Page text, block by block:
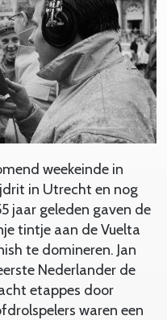
weekeinde in
in Utrecht en nog
jaar geleden gaven de
tintje aan de Vuelta
te domineren. Jan
Nederlander de
etappes door
waren een